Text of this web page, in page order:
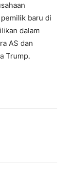
baru di
dalam
AS dan
Trump.